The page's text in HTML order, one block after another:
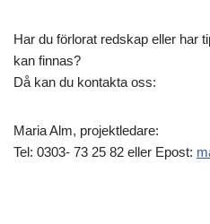
Har du förlorat redskap eller har
kan finnas?
Då kan du kontakta oss:
Maria Alm, projektledare:
Tel: 0303- 73 25 82 eller Epost: